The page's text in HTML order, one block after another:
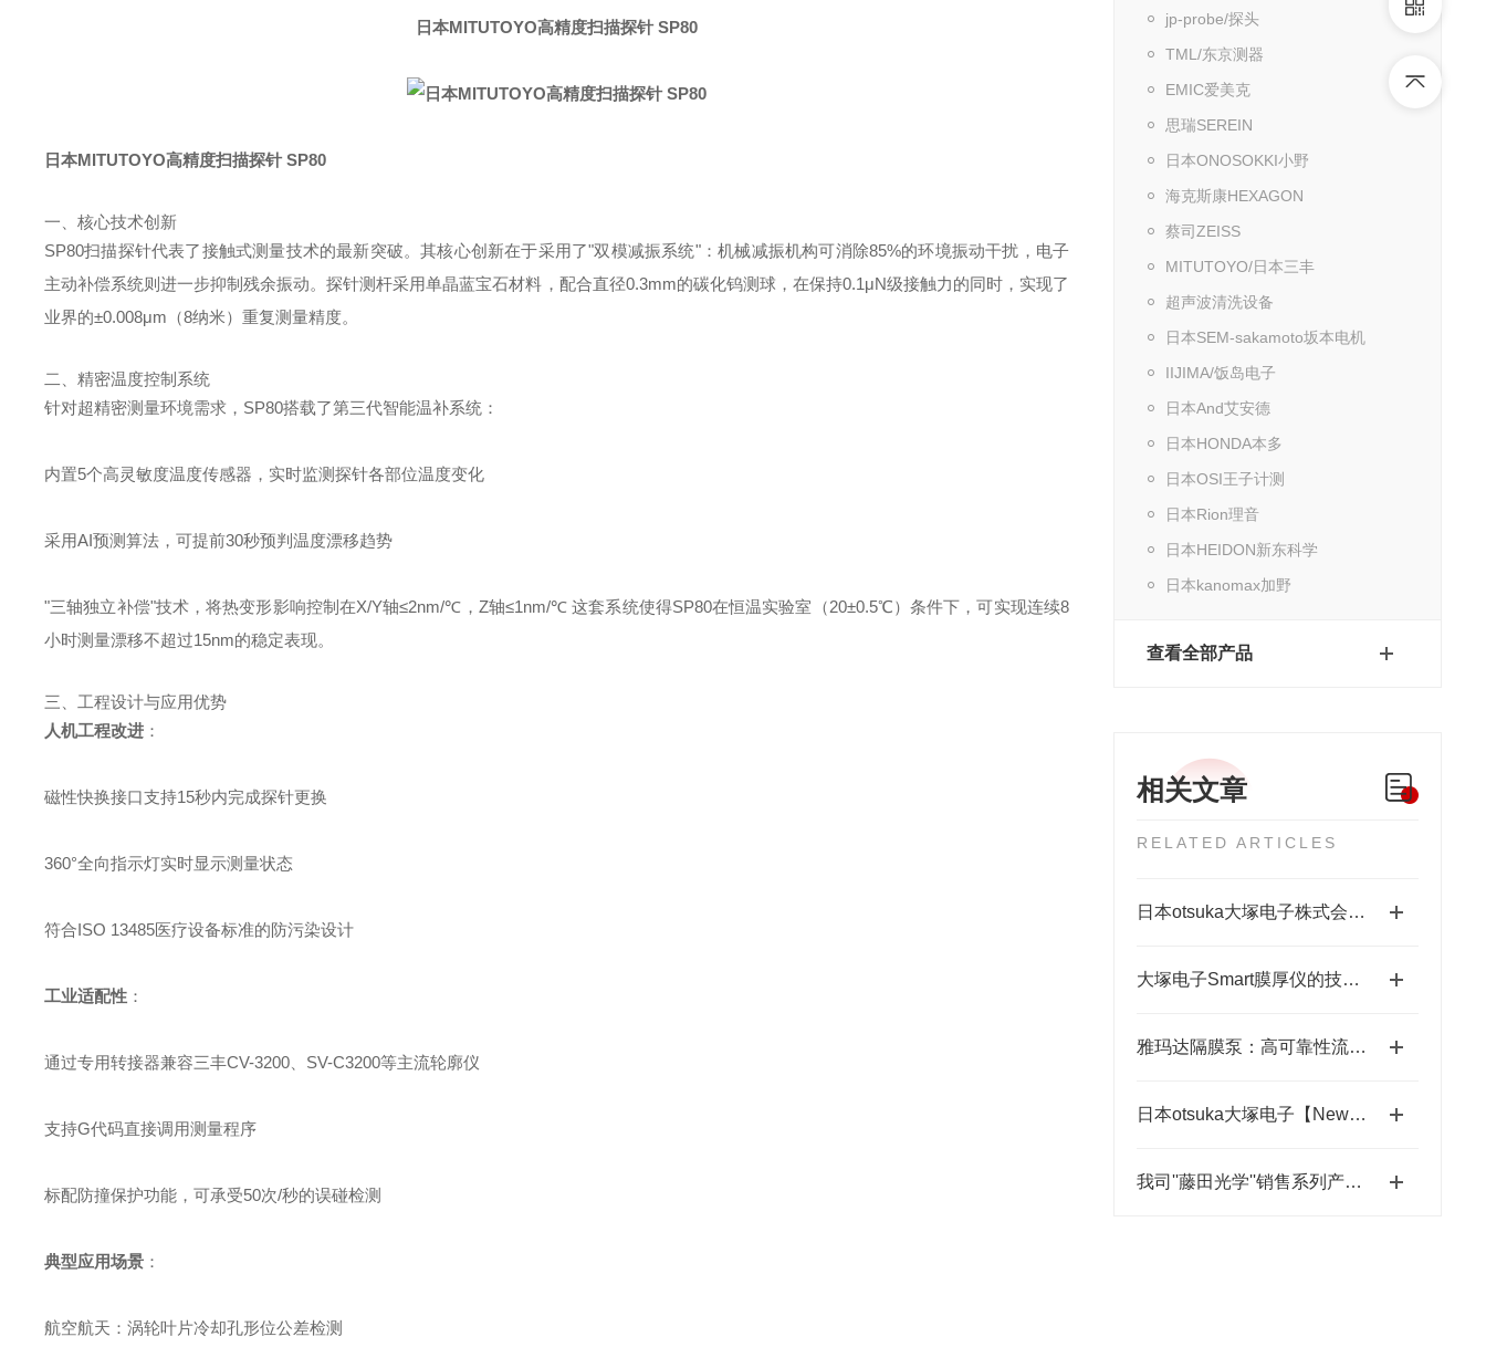
jp-probe/探头
TML/东京测器
EMIC爱美克
思瑞SEREIN
日本ONOSOKKI小野
海克斯康HEXAGON
蔡司ZEISS
MITUTOYO/日本三丰
超声波清洗设备
日本SEM-sakamoto坂本电机
IIJIMA/饭岛电子
日本And艾安德
日本HONDA本多
日本OSI王子计测
日本Rion理音
日本HEIDON新东科学
日本kanomax加野
查看全部产品
相关文章
RELATED ARTICLES
日本otsuka大塚电子株式会社【NEW】新品光波动场三次元显微镜MINUK
大塚电子Smart膜厚仪的技术特点与应用优势
雅玛达隔膜泵：高可靠性流体输送的工业优选
日本otsuka大塚电子【New】RETS-100nx相位差测量装置
我司''藤田光学''销售系列产品成为日本MUSASHI武蔵新的代理店
日本MITUTOYO高精度扫描探针 SP80
日本MITUTOYO高精度扫描探针 SP80
一、核心技术创新
SP80扫描探针代表了接触式测量技术的最新突破。其核心创新在于采用了"双模减振系统"：机械减振机构可消除85%的环境振动干扰，电子
主动补偿系统则进一步抑制残余振动。探针测杆采用单晶蓝宝石材料，配合直径0.3mm的碳化钨测球，在保持0.1μN级接触力的同时，实现了
业界的±0.008μm（8纳米）重复测量精度。
二、精密温度控制系统
针对超精密测量环境需求，SP80搭载了第三代智能温补系统：
内置5个高灵敏度温度传感器，实时监测探针各部位温度变化
采用AI预测算法，可提前30秒预判温度漂移趋势
"三轴独立补偿"技术，将热变形影响控制在X/Y轴≤2nm/℃，Z轴≤1nm/℃ 这套系统使得SP80在恒温实验室（20±0.5℃）条件下，可实现连续8
小时测量漂移不超过15nm的稳定表现。
三、工程设计与应用优势
人机工程改进 ：
磁性快换接口支持15秒内完成探针更换
360°全向指示灯实时显示测量状态
符合ISO 13485医疗设备标准的防污染设计
工业适配性 ：
通过专用转接器兼容三丰CV-3200、SV-C3200等主流轮廓仪
支持G代码直接调用测量程序
标配防撞保护功能，可承受50次/秒的误碰检测
典型应用场景 ：
航空航天：涡轮叶片冷却孔形位公差检测